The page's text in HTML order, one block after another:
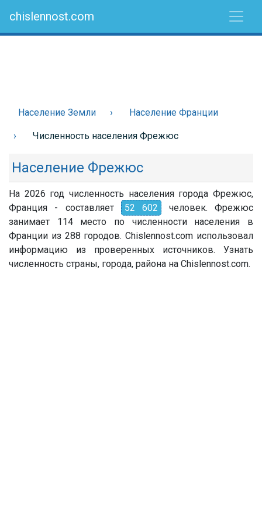
chislennost.com
Население Земли Население Франции
Численность населения Фрежюс
Население Фрежюс
На 2026 год численность населения города Фрежюс,
Франция - составляет
52 602
человек. Фрежюс
занимает 114 место по численности населения в
Франции из 288 городов. Chislennost.com использовал
информацию из проверенных источников. Узнать
численность страны, города, района на Chislennost.com.